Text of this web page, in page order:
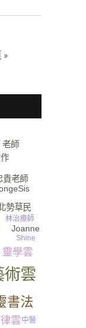
»
術雲
書法
靈學雲
雲
Joanne
勢草民
貴老師
老師
林治療師
Shine
中醫